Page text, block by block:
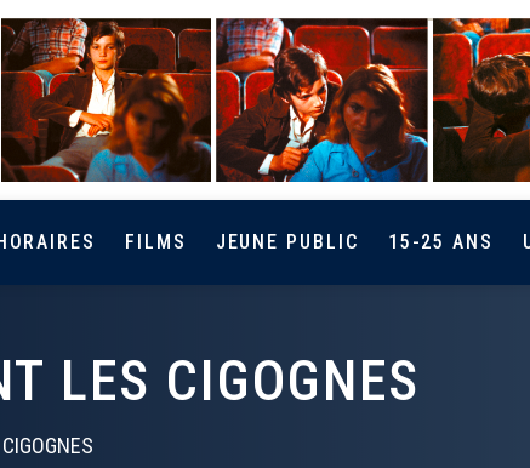
FILMS JEUNE PUBLIC 15-25 ANS
LES CIGOGNES